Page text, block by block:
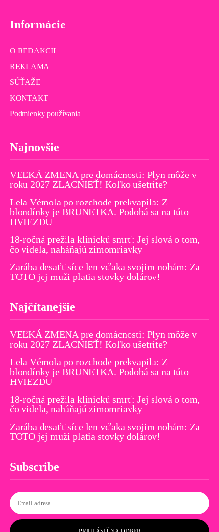
Informácie
O REDAKCII
REKLAMA
SÚŤAŽE
KONTAKT
Podmienky používania
Najnovšie
VEĽKÁ ZMENA pre domácnosti: Plyn môže v
roku 2027 ZLACNIEŤ! Koľko ušetríte?
Lela Vémola po rozchode prekvapila: Z
blondínky je BRUNETKA. Podobá sa na túto
HVIEZDU
18-ročná prežila klinickú smrť: Jej slová o tom,
čo videla, naháňajú zimomriavky
Zarába desaťtisíce len vďaka svojim nohám: Za
TOTO jej muži platia stovky dolárov!
Najčítanejšie
VEĽKÁ ZMENA pre domácnosti: Plyn môže v
roku 2027 ZLACNIEŤ! Koľko ušetríte?
Lela Vémola po rozchode prekvapila: Z
blondínky je BRUNETKA. Podobá sa na túto
HVIEZDU
18-ročná prežila klinickú smrť: Jej slová o tom,
čo videla, naháňajú zimomriavky
Zarába desaťtisíce len vďaka svojim nohám: Za
TOTO jej muži platia stovky dolárov!
Subscribe